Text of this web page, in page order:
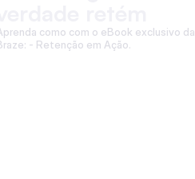
como com o eBook exclusivo da
- Retenção em Ação.